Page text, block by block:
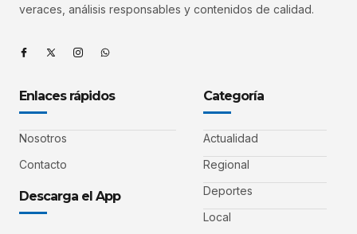
veraces, análisis responsables y contenidos de calidad.
Enlaces rápidos
Nosotros
Contacto
Descarga el App
Categoría
Actualidad
Regional
Deportes
Local